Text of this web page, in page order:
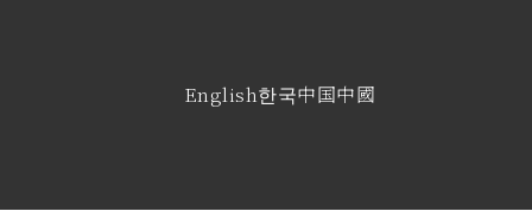
English한국中国中國